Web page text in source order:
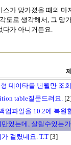
스가 망가졌을 때의 마
도로 생각해서, 그 망
다가 아니거든요.
데이타를 년월만 조
table질문드려요.
업파일을 10.2에 복원
만있는데, 살릴수있는
걸렸네요. T.T [3]